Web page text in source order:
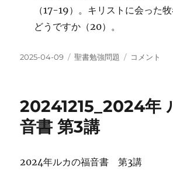
（17-19）。キリストに会った
どうですか（20）。
投
2025-04-09
カ
ー
聖書勉強問題
の
4
コメント
20241215_2024年
音書 第3講
2024年ルカの福音書 第3講